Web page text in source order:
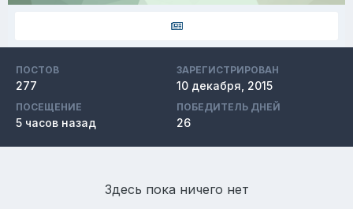
ПОСТОВ
277
ЗАРЕГИСТРИРОВАН
10 декабря, 2015
ПОСЕЩЕНИЕ
5 часов назад
ПОБЕДИТЕЛЬ ДНЕЙ
26
Здесь пока ничего нет